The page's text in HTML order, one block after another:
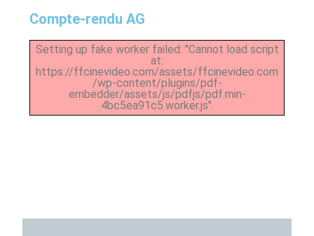
Compte-rendu AG
Setting up fake worker failed: "Cannot load script
at:
https://ffcinevideo.com/assets/ffcinevideo.com
/wp-content/plugins/pdf-
embedder/assets/js/pdfjs/pdf.min-
4bc5ea91c5.worker.js".